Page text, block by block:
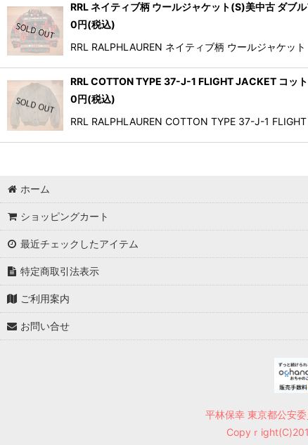
RRL ネイティブ柄 ウールジャケット(S)美中古 ダブ
0円(税込)
RRL RALPHLAUREN ネイティブ柄 ウールジャケ
RRL COTTON TYPE 37-J-1 FLIGHT JACKET コッ
0円(税込)
RRL RALPHLAUREN COTTON TYPE 37-J-1
ホーム
ショッピングカート
最近チェックしたアイテム
特定商取引法表示
ご利用案内
お問い合せ
平林保幸 東京都公安
Copyｒ